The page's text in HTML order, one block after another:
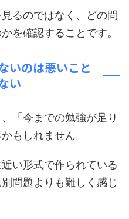
るのではなく、どの問
を確認することです。
いのは悪いこと
い
「今までの勉強が足り
もしれません。
い形式で作られている
問題よりも難しく感じ